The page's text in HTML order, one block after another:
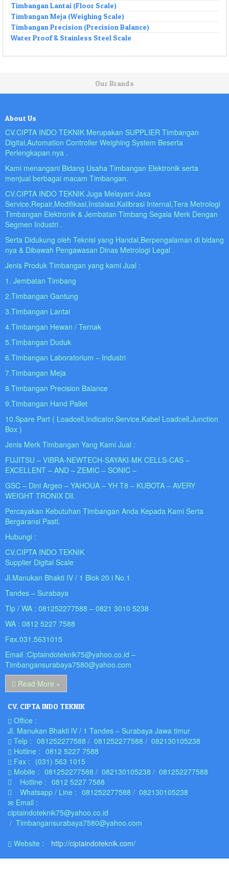
Timbangan Lantai (Floor Scale)
Timbangan Meja (Weighing Scale)
Timbangan Precision (Precision Balance)
Water Proof & Stainless Steel Scale
Our Brands
About Us
CV.CIPTA INDO TEKNIK Merupakan SUPPLIER Timbangan
Digital,Automation Controller Weighing System Beserta
Perlengkapan nya .
Kami menangani Bidang Usaha Timbangan Elektronik serta
menjual berbagai macam Timbangan.
CV.CIPTA INDO TEKNIK Juga Melayani Jasa
Service,Repair,Modifikasi,Instalasi,Kalibrasi Internal,Tera Metrologi
Timbangan Elektronik & Jembatan Timbang Segala Merk Dengan
Segmen Industri .
Serta Didukung oleh Teknisi yang Handal,Berpengalaman di bidang
nya & Dibawah Pengawasan Dinas Metrologi Legal .
Jenis Produk Timbangan yang kami Jual :
1. Jembatan Timbang
2.Timbangan Gantung
3.Timbangan Lantai
4.Timbangan Hewan / Ternak
5.Timbangan Duduk
6.Timbangan Laboratorium – Industri
7.Timbangan Meja
8.Timbangan Precision Balance
9.Timbangan Hand Pallet
10.Spare Part ( Loadcell,Indicator,Service,Kabel Loadcell,Junction
Box )
Jenis Merk Timbangan Yang Kami Jual :
FUJITSU – VIBRA-NEWTECH-SAYAKI-MK CELLS-CAS –
EXCELLENT – AND – ZEMIC – SONIC –
GSC – Dini Argeo – YAHOUA – YH T8 – KUBOTA – AVERY
WEIGHT TRONIX Dll.
Percayakan Kebutuhan Timbangan Anda Kepada Kami Serta
Bergaransi Pasti.
Hubungi :
CV.CIPTA INDO TEKNIK
Supplier Digital Scale
Jl.Manukan Bhakti IV / 1 Blok 20 i No.1
Tandes – Surabaya
Tlp / WA : 081252277588 – 0821 3010 5238
WA : 0812 5227 7588
Fax.031.5631015
Email :Ciptaindoteknik75@yahoo.co.id –
Timbangansurabaya7580@yahoo.com
Read More »
CV. CIPTA INDO TEKNIK
Office :
Jl. Manukan Bhakti lV / 1 Tandes – Surabaya Jawa timur
Telp : 081252277588 081252277588
082130105238
Hotline : 0812 5227 7588
Fax : (031) 563 1015
Mobile : 081252277588 082130105238
081252277588
Hotline : 0812 5227 7588
Whatsapp / Line : 081252277588
082130105238
Email :
ciptaindoteknik75@yahoo.co.id
Timbangansurabaya7580@yahoo.com
Website :
http://ciptaindoteknik.com/